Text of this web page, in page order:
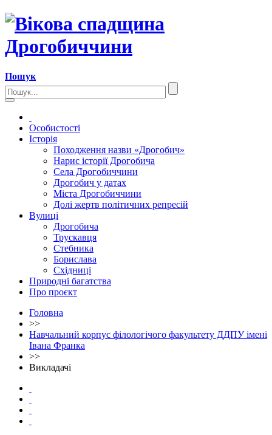
Пошук
Особистості
Історія
Походження назви «Дрогобич»
Нарис історії Дрогобича
Села Дрогобиччини
Дрогобич у датах
Міста Дрогобиччини
Долі жертв політичних репресій
Вулиці
Дрогобича
Трускавця
Стебника
Борислава
Східниці
Природні багатства
Про проєкт
Головна
>>
Навчальний корпус філологічого факультету ДДПУ імені
Івана Франка
>>
Викладачі